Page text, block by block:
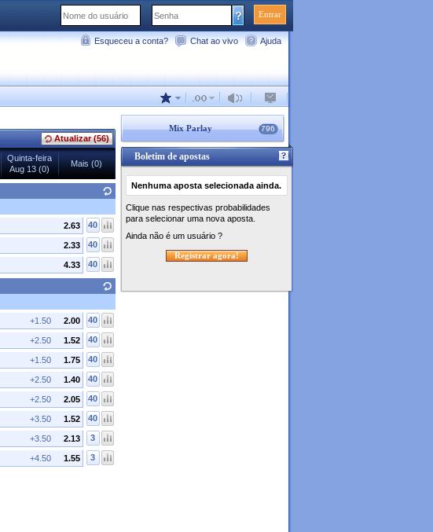
Entrar
Esqueceu a conta? Chat ao vivo Ajuda
Atualizar (56)
Quinta-feira
Aug 13 (0)
Mais (0)
2.63 40
2.33 40
4.33 40
2.00
+1.50 40
1.52
+2.50 40
1.75
+1.50 40
1.40
+2.50 40
2.05
+2.50 40
1.52
+3.50 40
2.13
+3.50 3
1.55
+4.50 3
Mix Parlay 796
Boletim de apostas
Nenhuma aposta selecionada ainda.
Clique nas respectivas probabilidades
para selecionar uma nova aposta.
Ainda não é um usuário ?
Registrar agora!